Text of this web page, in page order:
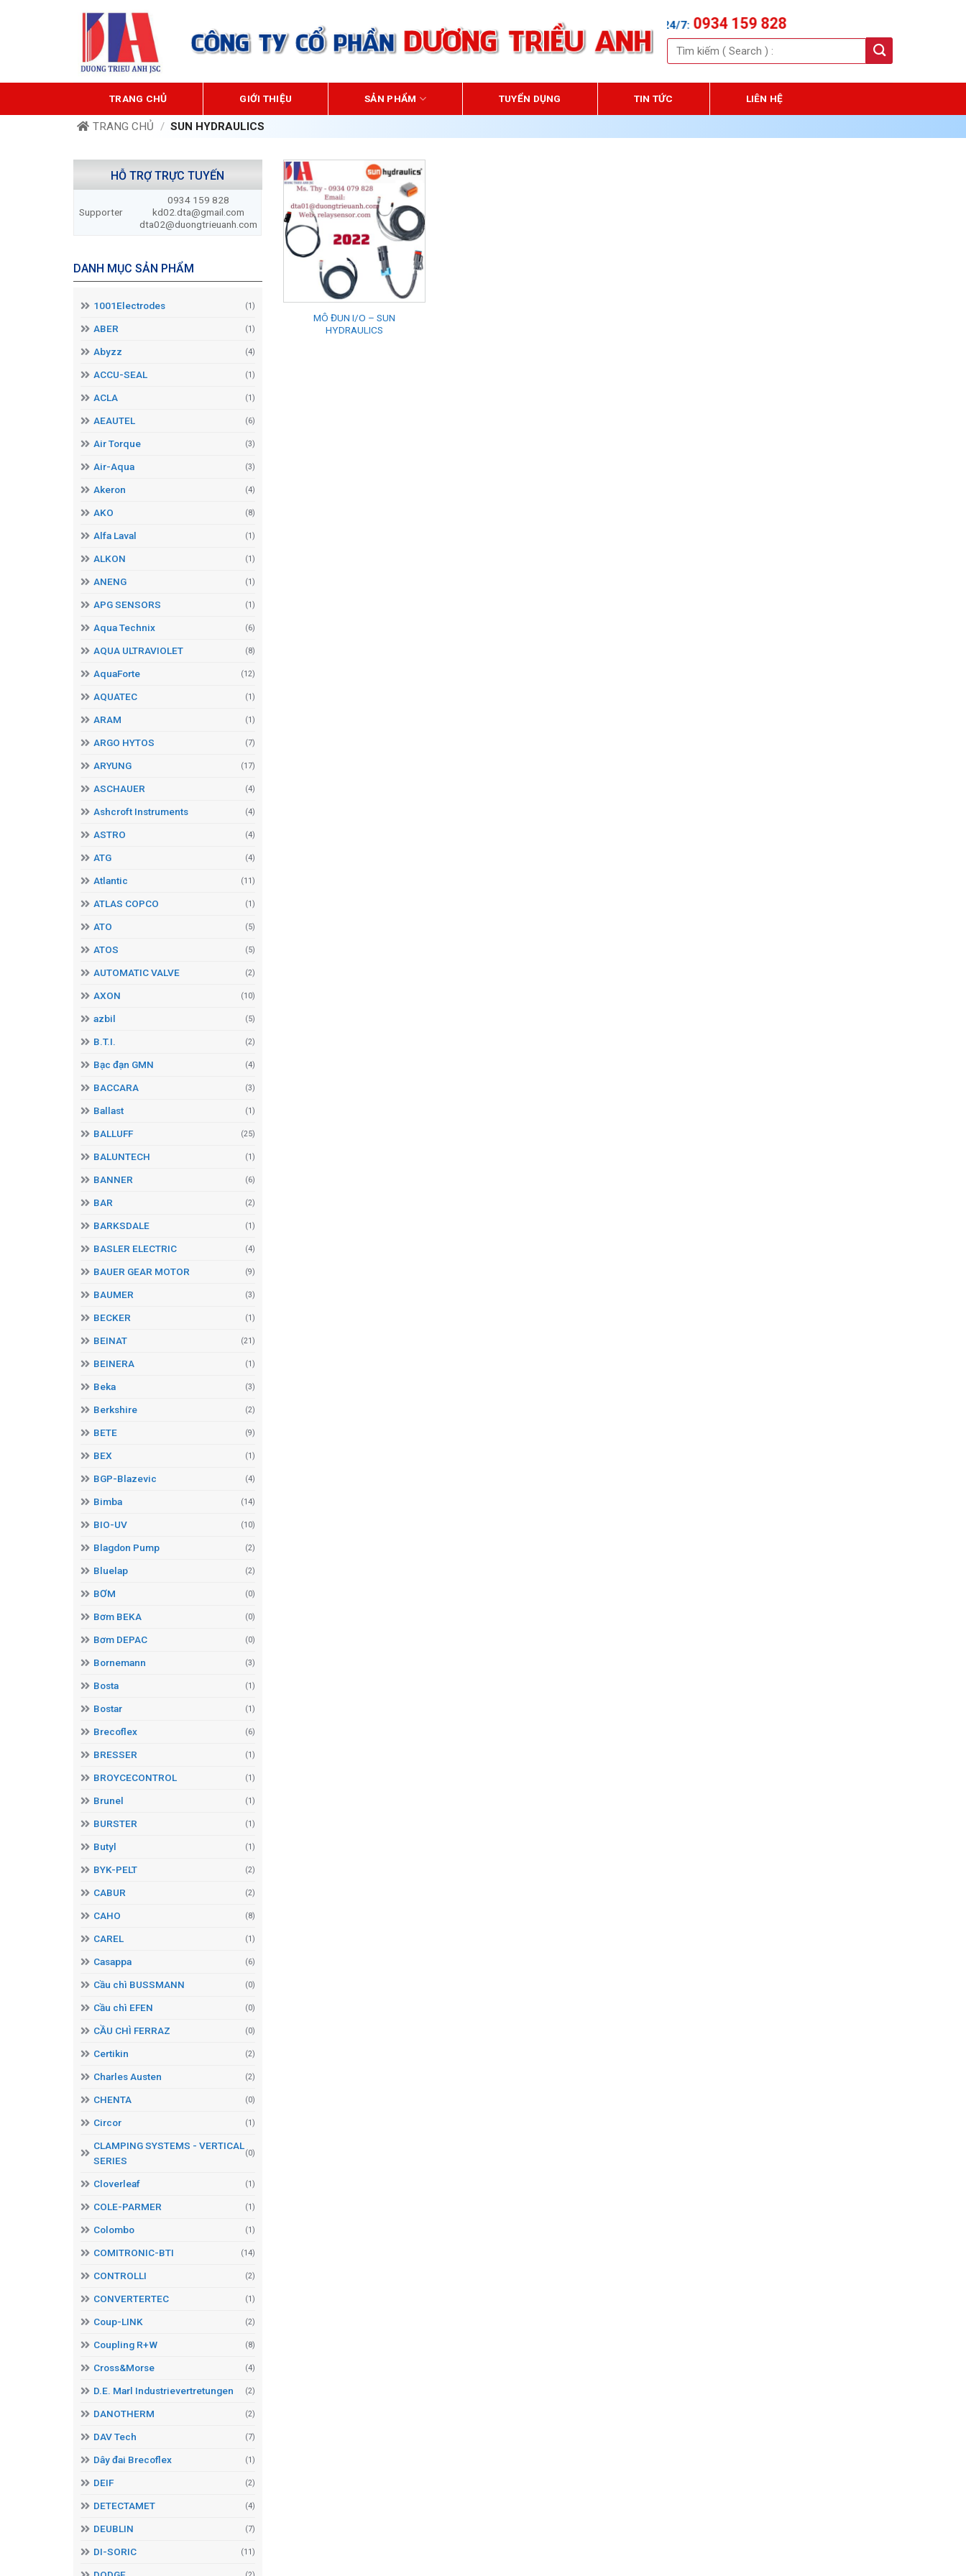
0934 159 828
Tìm
kiếm:
TRANG CHỦ GIỚI THIỆU SẢN PHẨM TUYỂN DỤNG TIN TỨC LIÊN HỆ
TRANG CHỦ / SUN HYDRAULICS
HỖ TRỢ TRỰC TUYẾN
Supporter
0934 159 828
kd02.dta@gmail.com
dta02@duongtrieuanh.com
DANH MỤC SẢN PHẨM
1001Electrodes (1)
ABER (1)
Abyzz (4)
ACCU-SEAL (1)
ACLA (1)
AEAUTEL (6)
Air Torque (3)
Air-Aqua (3)
Akeron (4)
AKO (8)
Alfa Laval (1)
ALKON (1)
ANENG (1)
APG SENSORS (1)
Aqua Technix (6)
AQUA ULTRAVIOLET (8)
AquaForte (12)
AQUATEC (1)
ARAM (1)
ARGO HYTOS (7)
ARYUNG (17)
ASCHAUER (4)
Ashcroft Instruments (4)
ASTRO (4)
ATG (4)
Atlantic (11)
ATLAS COPCO (1)
ATO (5)
ATOS (5)
AUTOMATIC VALVE (2)
AXON (10)
azbil (5)
B.T.I. (2)
Bạc đạn GMN (4)
BACCARA (3)
Ballast (1)
BALLUFF (25)
BALUNTECH (1)
BANNER (6)
BAR (2)
BARKSDALE (1)
BASLER ELECTRIC (4)
BAUER GEAR MOTOR (9)
BAUMER (3)
BECKER (1)
BEINAT (21)
BEINERA (1)
Beka (3)
Berkshire (2)
BETE (9)
BEX (1)
BGP-Blazevic (4)
Bimba (14)
BIO-UV (10)
Blagdon Pump (2)
Bluelap (2)
BƠM (0)
Bơm BEKA (0)
Bơm DEPAC (0)
Bornemann (3)
Bosta (1)
Bostar (1)
Brecoflex (6)
BRESSER (1)
BROYCECONTROL (1)
Brunel (1)
BURSTER (1)
Butyl (1)
BYK-PELT (2)
CABUR (2)
CAHO (8)
CAREL (1)
Casappa (6)
Cầu chì BUSSMANN (0)
Cầu chì EFEN (0)
CẦU CHÌ FERRAZ (0)
Certikin (2)
Charles Austen (2)
CHENTA (0)
Circor (1)
CLAMPING SYSTEMS - VERTICAL
SERIES
(0)
Cloverleaf (1)
COLE-PARMER (1)
Colombo (1)
COMITRONIC-BTI (14)
CONTROLLI (2)
CONVERTERTEC (1)
Coup-LINK (2)
Coupling R+W (8)
Cross&Morse (4)
D.E. Marl Industrievertretungen (2)
DANOTHERM (2)
DAV Tech (7)
Dây đai Brecoflex (1)
DEIF (2)
DETECTAMET (4)
DEUBLIN (7)
DI-SORIC (11)
MÔ ĐUN I/O – SUN
HYDRAULICS